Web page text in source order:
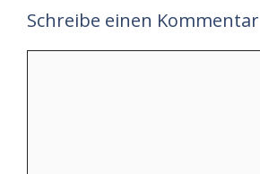
Schreibe einen Kommentar